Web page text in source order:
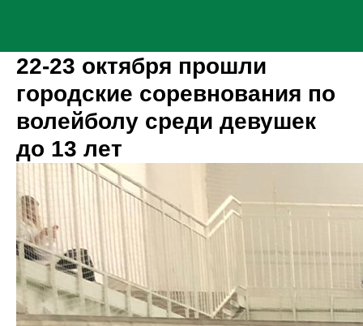
22-23 октября прошли
городские соревнования по
волейболу среди девушек
до 13 лет